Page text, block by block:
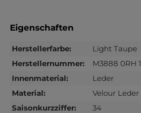
Eigenschaften
Herstellerfarbe:
Light Taupe
Herstellernummer:
M3888 0RH
Innenmaterial:
Leder
Material:
Velour Leder
Saisonkurzziffer:
34